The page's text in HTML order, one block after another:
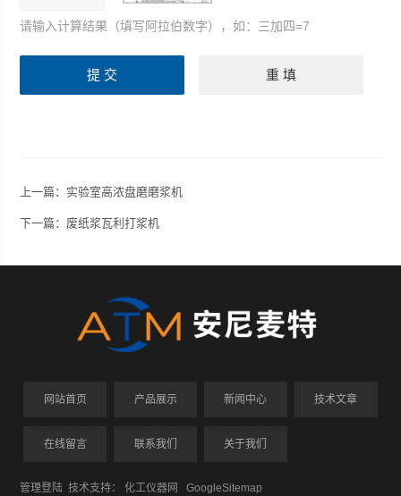
请输入计算结果（填写阿拉伯数字），如：三加四=7
上一篇： 实验室高浓盘磨磨浆机
下一篇： 废纸浆瓦利打浆机
网站首页 产品展示 新闻中心 技术文章
在线留言 联系我们 关于我们
管理登陆 技术支持：化工仪器网 GoogleSitemap